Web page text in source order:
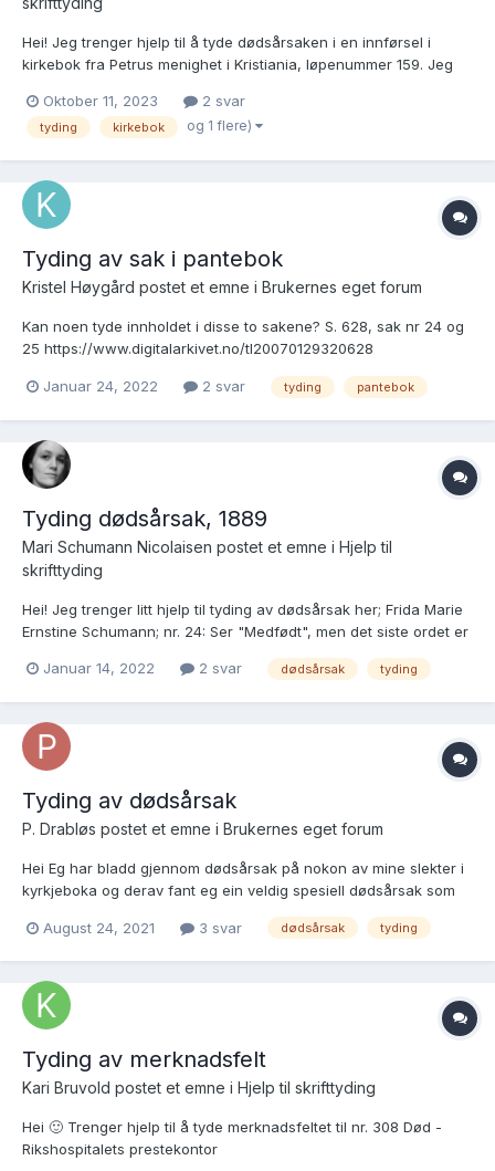
Hei! Jeg trenger hjelp til å tyde dødsårsaken i en innførsel i
kirkebok fra Petrus menighet i Kristiania, løpenummer 159. Jeg
da..). Tar gjerne imot bekreftelse/avkreftelse i forhold til resten
av innholdet også. Jeg...
Oktober 11, 2023 2 svar
tyding kirkebok og 1 flere)
Tyding av sak i pantebok
Kristel Høygård postet et emne i Brukernes eget forum
Kan noen tyde innholdet i disse to sakene? S. 628, sak nr 24 og
25 https://www.digitalarkivet.no/tl20070129320628
Januar 24, 2022 2 svar tyding pantebok
Tyding dødsårsak, 1889
Mari Schumann Nicolaisen postet et emne i Hjelp til
skrifttyding
Hei! Jeg trenger litt hjelp til tyding av dødsårsak her; Frida Marie
Ernstine Schumann; nr. 24: Ser "Medfødt", men det siste ordet er
bokstavene til å stemme gitt.
Januar 14, 2022 2 svar dødsårsak tyding
Tyding av dødsårsak
P. Drabløs postet et emne i Brukernes eget forum
Hei Eg har bladd gjennom dødsårsak på nokon av mine slekter i
kyrkjeboka og derav fant eg ein veldig spesiell dødsårsak som
https://media.digitalarkivet.no/view/2688/70450/11 Person nr 5
kunns...
August 24, 2021 3 svar dødsårsak tyding
Tyding av merknadsfelt
Kari Bruvold postet et emne i Hjelp til skrifttyding
Hei 🙂 Trenger hjelp til å tyde merknadsfeltet til nr. 308 Død -
Rikshospitalets prestekontor